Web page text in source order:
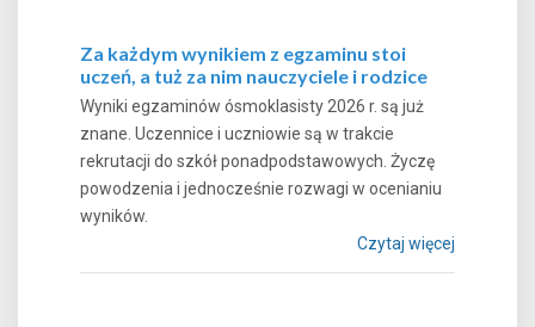
Za każdym wynikiem z egzaminu stoi
uczeń, a tuż za nim nauczyciele i rodzice
Wyniki egzaminów ósmoklasisty 2026 r. są już
znane. Uczennice i uczniowie są w trakcie
rekrutacji do szkół ponadpodstawowych. Życzę
powodzenia i jednocześnie rozwagi w ocenianiu
wyników.
Czytaj więcej